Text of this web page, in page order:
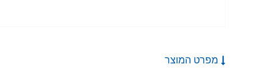
מפרט המוצר